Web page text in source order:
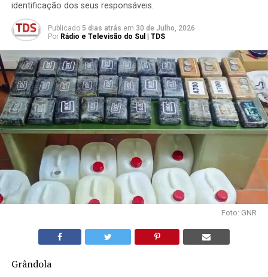
identificação dos seus responsáveis.
Publicado 5 dias atrás em 30 de Julho, 2026
Por Rádio e Televisão do Sul | TDS
Foto: GNR
Grândola